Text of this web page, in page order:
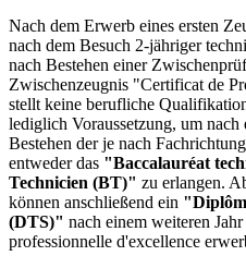
Nach dem Erwerb eines ersten
nach dem Besuch 2-jähriger
nach Bestehen einer
Zwischenzeugnis "Certificat de
stellt keine berufliche
lediglich Voraussetzung, um
Bestehen der je nach
entweder das "Baccalauréat
Technicien (BT)" zu erlangen.
können anschließend ein
(DTS)" nach einem weiteren
professionnelle d'excellence